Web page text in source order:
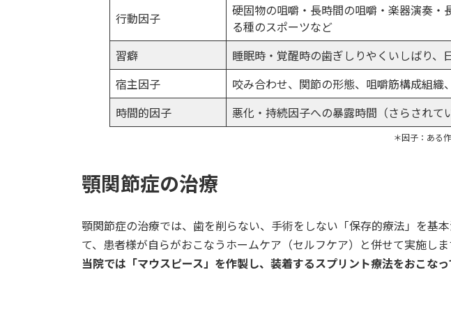
行動因子
硬固物の咀嚼・長時間の咀嚼・楽器演奏
る種のスポーツなど
習癖
睡眠時・覚醒時の歯ぎしりやくいしばり、
宿主因子
咬み合わせ、関節の形態、咀嚼筋構成組
時間的因子
悪化・持続因子への暴露時間（さらされて
＊因子：ある
顎関節症の治療
顎関節症の治療では、歯を削らない、手術をしない「保存的療法」を基
て、患者様が自らがおこなうホームケア（セルフケア）と併せて実施しま
当院では「マウスピース」を作製し、装着するスプリント療法をおこな